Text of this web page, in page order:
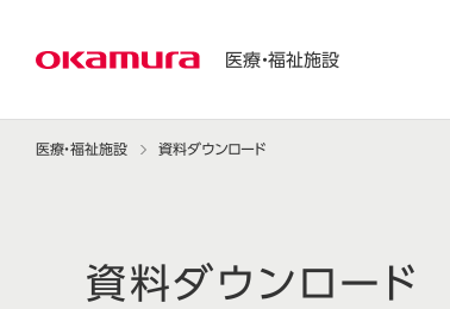
医療・福祉施設
医療・福祉施設 資料ダウンロード